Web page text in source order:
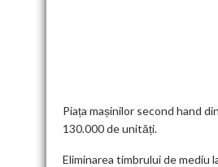
k
Piața mașinilor second hand
130.000 de unități.
Eliminarea timbrului de mediu